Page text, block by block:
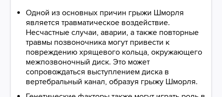
Одной из основных причин грыжи Шморля
является травматическое воздействие.
Несчастные случаи, аварии, а также повторные
травмы позвоночника могут привести к
повреждению хрящевого кольца, окружающего
межпозвоночный диск. Это может
сопровождаться выступлением диска в
вертебральный канал, образуя грыжу Шморля.